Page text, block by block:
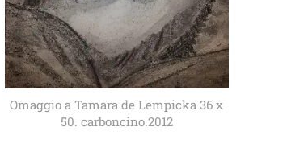
Omaggio a Tamara de Lempicka 36 x
50. carboncino.2012